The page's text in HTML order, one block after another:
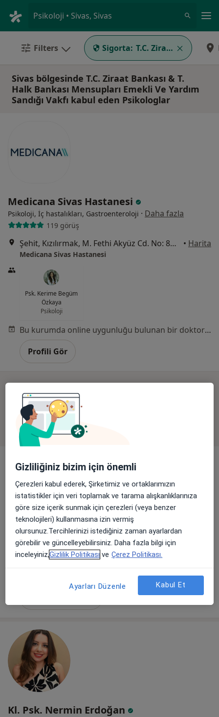
Psikoloji • Sivas, Sivas
Filters Sigorta: T.C. Ziraat Bankası &
Sivas bölgesinde T.C. Ziraat Bankası & T.
Halk Bankası Mensupları Emekli Ve Yardım
Sandığı Vakfı kabul eden Psikologlar
Medicana Sivas Hastanesi
Psikoloji, İç hastalıkları, Gastroenteroloji · Daha fazla
119 görüş
Şehit, Kızılırmak, M. Fethi Akyüz Cd. No: 8Merkez/Sivas, Sivas • Harita
Medicana Sivas Hastanesi
Psk. Kerime Begüm
Özkaya
Psikoloji
Bu kurumda online uygunluğu bulunan bir doktor veya uzman bulunamadı
Profili Gör
Online danışmanlık mevcut
Bölgenizdeki uzmanlar yüz yüze ziyaretler için
müsait değil. Bunun yerine online danışmanlığını
deneyin
Kl. Psk. Mustafa Mert Mutlu
Psikoloji, Aile danışmanlığı
74 görüş
Bu uzman ilgili adres için online danışmanlık/takvim sunmuyor.
Kl. Psk. Nermin Erdoğan
Gizliliğiniz bizim için önemli
Çerezleri kabul ederek, Şirketimiz ve ortaklarımızın
istatistikler için veri toplamak ve tarama alışkanlıklarınıza
göre size içerik sunmak için çerezleri (veya benzer
teknolojileri) kullanmasına izin vermiş
olursunuz.Tercihlerinizi istediğiniz zaman ayarlardan
görebilir ve güncelleyebilirsiniz. Daha fazla bilgi için
inceleyiniz,Gizlilik Politikası ve Çerez Politikası.
Ayarları Düzenle Kabul Et